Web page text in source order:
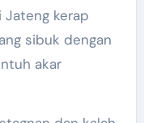
Jateng kerap
sibuk dengan
akar